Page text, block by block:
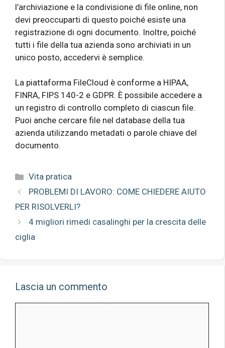
l’archiviazione e la condivisione di file online, non
devi preoccuparti di questo poiché esiste una
registrazione di ogni documento. Inoltre, poiché
tutti i file della tua azienda sono archiviati in un
unico posto, accedervi è semplice.
La piattaforma FileCloud è conforme a HIPAA,
FINRA, FIPS 140-2 e GDPR. È possibile accedere a
un registro di controllo completo di ciascun file.
Puoi anche cercare file nel database della tua
azienda utilizzando metadati o parole chiave del
documento.
Categorie
Vita pratica
PROBLEMI DI LAVORO: COME CHIEDERE AIUTO
PER RISOLVERLI?
4 migliori rimedi casalinghi per la crescita delle
ciglia
Lascia un commento